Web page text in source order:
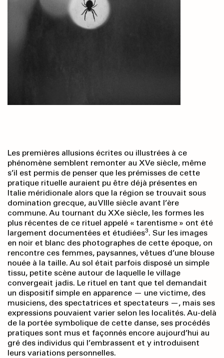
Les premières allusions écrites ou illustrées à ce
phénomène semblent remonter au XVe siècle, même
s’il est permis de penser que les prémisses de cette
pratique rituelle auraient pu être déjà présentes en
Italie méridionale alors que la région se trouvait sous
domination grecque, au VIIIe siècle avant l’ère
commune. Au tournant du XXe siècle, les formes les
plus récentes de ce rituel appelé « tarentisme » ont été
largement documentées et étudiées3. Sur les images
en noir et blanc des photographes de cette époque, on
rencontre ces femmes, paysannes, vêtues d’une blouse
nouée à la taille. Au sol était parfois disposé un simple
tissu, petite scène autour de laquelle le village
convergeait jadis. Le rituel en tant que tel demandait
un dispositif simple en apparence — une victime, des
musiciens, des spectatrices et spectateurs —, mais ses
expressions pouvaient varier selon les localités. Au-delà
de la portée symbolique de cette danse, ses procédés
pratiques sont mus et façonnés encore aujourd’hui au
gré des individus qui l’embrassent et y introduisent
leurs variations personnelles.